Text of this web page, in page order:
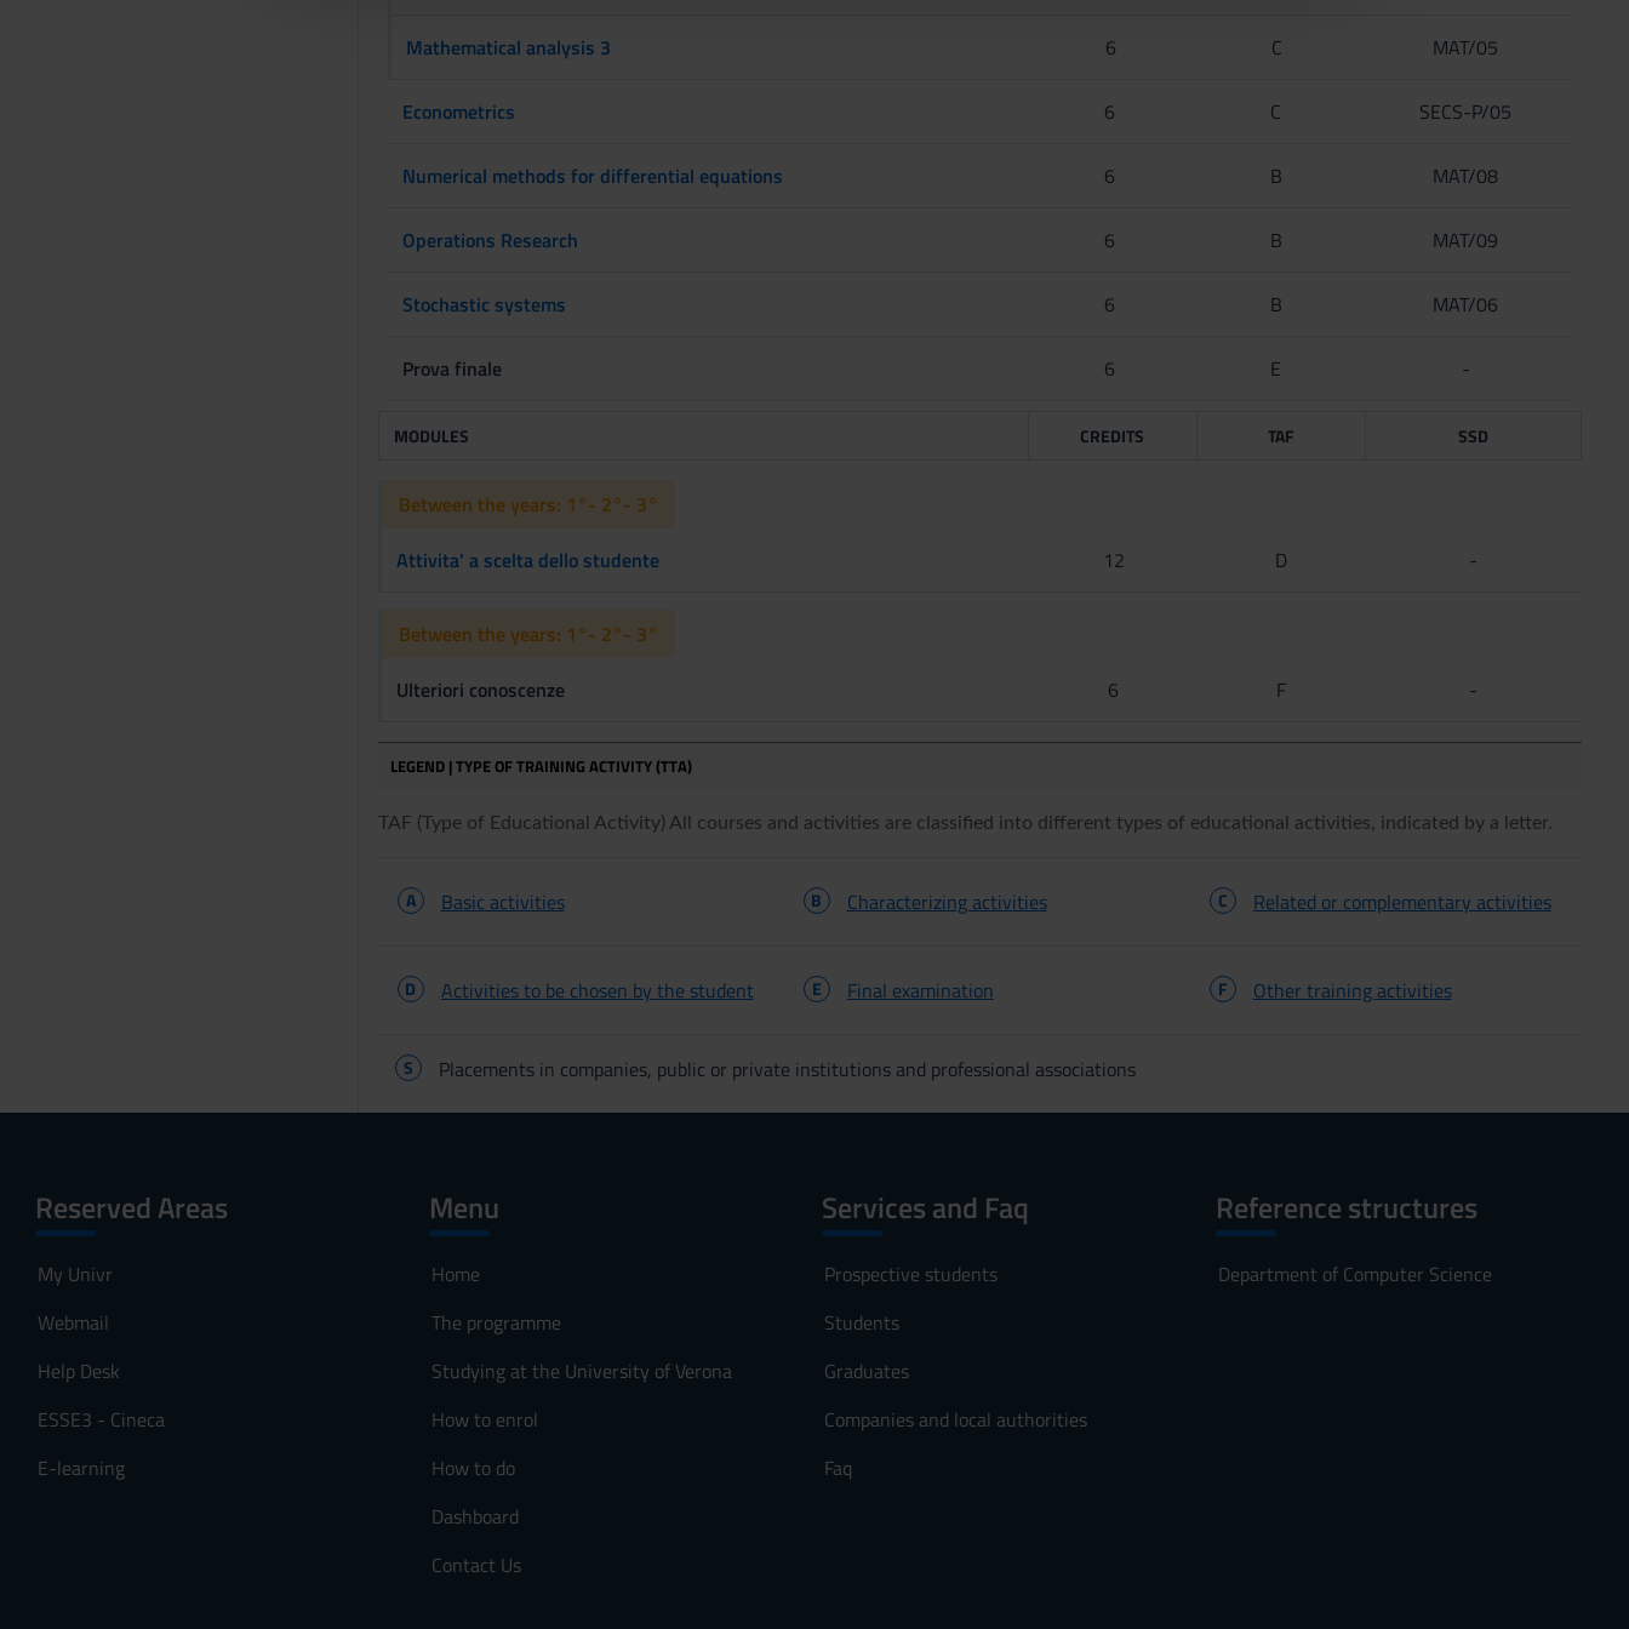
Mathematical analysis 3 6 C MAT/05
Econometrics 6 C SECS-P/05
Numerical methods for differential equations 6 B MAT/08
Operations Research 6 B MAT/09
Stochastic systems 6 B MAT/06
Prova finale 6 E -
MODULES CREDITS TAF SSD
Between the years: 1°- 2°- 3°
Attivita' a scelta dello studente
12 D -
Between the years: 1°- 2°- 3°
Ulteriori conoscenze
6 F -
LEGEND | TYPE OF TRAINING ACTIVITY (TTA)
TAF (Type of Educational Activity) All courses and activities are classified into different types of educational activities, indicated by a letter.
A Basic activities B Characterizing activities C Related or complementary activities
D Activities to be chosen by the student E Final examination F Other training activities
S Placements in companies, public or private institutions and professional associations
Reserved Areas
My Univr
Webmail
Help Desk
ESSE3 - Cineca
E-learning
Menu
Home
The programme
Studying at the University of Verona
How to enrol
How to do
Dashboard
Contact Us
Services and Faq
Prospective students
Students
Graduates
Companies and local authorities
Faq
Reference structures
Department of Computer Science